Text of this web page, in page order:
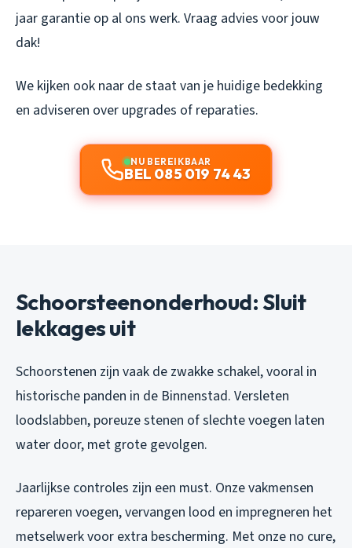
jaar garantie op al ons werk. Vraag advies voor jouw
dak!
We kijken ook naar de staat van je huidige bedekking
en adviseren over upgrades of reparaties.
NU BEREIKBAAR
BEL 085 019 74 43
Schoorsteenonderhoud: Sluit
lekkages uit
Schoorstenen zijn vaak de zwakke schakel, vooral in
historische panden in de Binnenstad. Versleten
loodslabben, poreuze stenen of slechte voegen laten
water door, met grote gevolgen.
Jaarlijkse controles zijn een must. Onze vakmensen
repareren voegen, vervangen lood en impregneren het
metselwerk voor extra bescherming. Met onze no cure,